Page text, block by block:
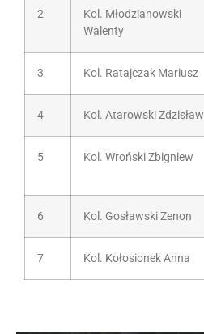
2
Kol. Młodzianowski
Walenty
3 Kol. Ratajczak Mariusz
4 Kol. Atarowski Zdzisław
5 Kol. Wroński Zbigniew
6 Kol. Gosławski Zenon
7 Kol. Kołosionek Anna